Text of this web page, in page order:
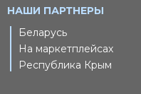
НАШИ ПАРТНЕРЫ
Беларусь
На маркетплейсах
Республика Крым